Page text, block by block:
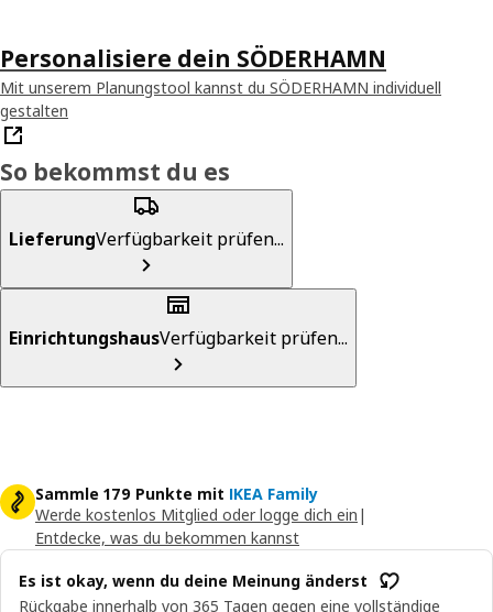
Personalisiere dein SÖDERHAMN
Mit unserem Planungstool kannst du SÖDERHAMN individuell
gestalten
So bekommst du es
LieferungVerfügbarkeit prüfen...
EinrichtungshausVerfügbarkeit prüfen...
Sammle 179 Punkte mit IKEA Family
Werde kostenlos Mitglied oder logge dich ein |
Entdecke, was du bekommen kannst
Es ist okay, wenn du deine Meinung änderst
Rückgabe innerhalb von 365 Tagen gegen eine vollständige